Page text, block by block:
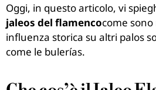
Oggi, in questo articolo, vi
jaleos del flamencocome
influenza storica su altri palos
come le bulerías.